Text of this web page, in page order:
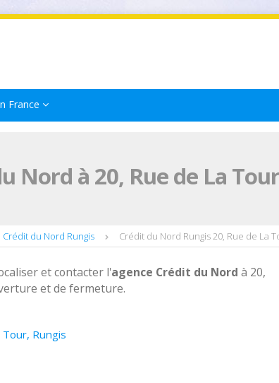
France
Nord à 20, Rue de La
Crédit du Nord Rungis Crédit du Nord Rungis 20, Rue de La
et contacter l'agence Crédit du Nord à 20,
et de fermeture.
Rungis